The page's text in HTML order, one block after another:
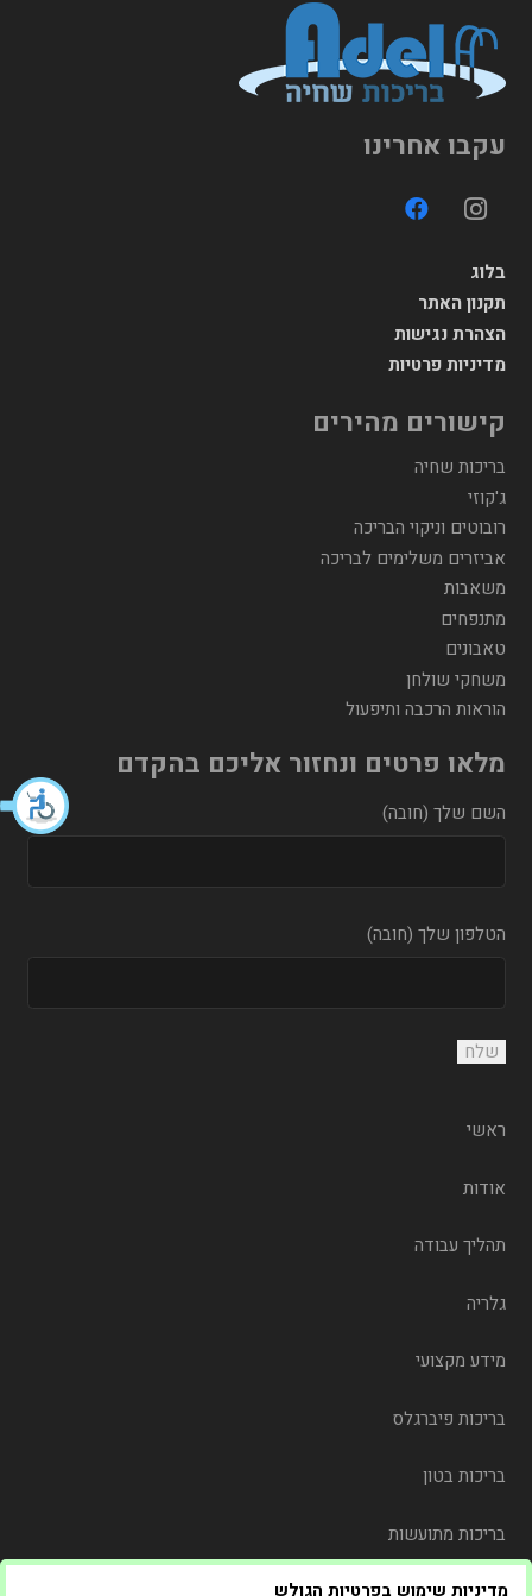
מדיניות שימוש בפרטיות הגולש
עקבו אחרינו
בלוג
תקנון האתר
הצהרת נגישות
מדיניות פרטיות
קישורים מהירים
בריכות שחיה
ג'קוזי
רובוטים וניקוי הבריכה
אביזרים משלימים לבריכה
משאבות
מתנפחים
טאבונים
משחקי שולחן
הוראות הרכבה ותיפעול
מלאו פרטים ונחזור אליכם בהקדם
השם שלך (חובה)
הטלפון שלך (חובה)
ראשי
אודות
תהליך עבודה
גלריה
מידע מקצועי
בריכות פיברגלס
בריכות בטון
בריכות מתועשות